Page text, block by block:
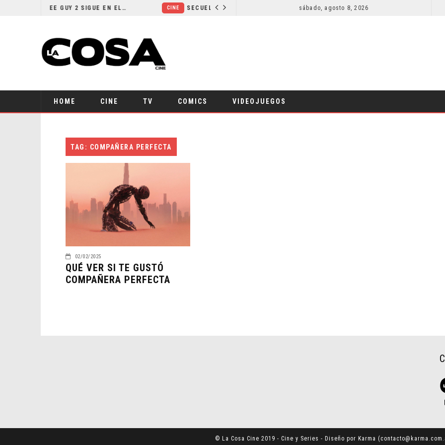
¿POR QUÉ FREE GUY 2 SIGUE EN EL LIMBO? CINE
sábado, agosto 8, 2026
HOME CINE TV COMICS VIDEOJUEGOS
TAG: COMPAÑERA PERFECTA
02/02/2025
QUÉ VER SI TE GUSTÓ
COMPAÑERA PERFECTA
© La Cosa Cine 2019 - Cine y Series - Diseño por Karma (